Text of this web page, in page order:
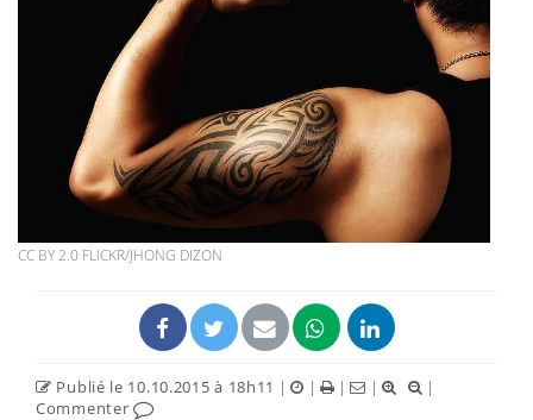
CC BY 2.0 FLICKR/JHONG DIZON
Publié le 10.10.2015 à 18h11 | | | |
|
Commenter